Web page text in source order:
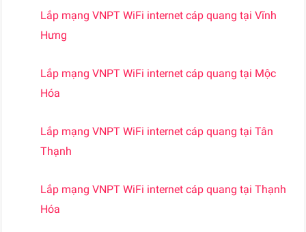
Lắp mạng VNPT WiFi internet cáp quang tại Vĩnh
Hưng
Lắp mạng VNPT WiFi internet cáp quang tại Mộc
Hóa
Lắp mạng VNPT WiFi internet cáp quang tại Tân
Thạnh
Lắp mạng VNPT WiFi internet cáp quang tại Thạnh
Hóa